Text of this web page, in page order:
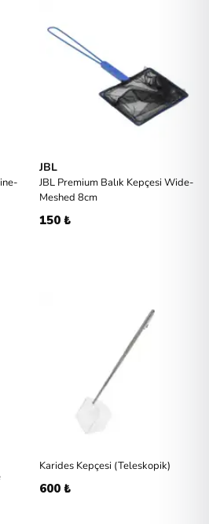
JBL
JBL Premium Balık Kepçesi Wide-
Meshed 8cm
150 ₺
Karides Kepçesi (Teleskopik)
600 ₺